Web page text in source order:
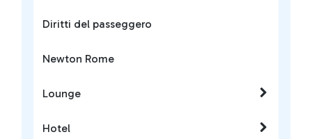
Diritti del passeggero
Newton Rome
Lounge
Hotel